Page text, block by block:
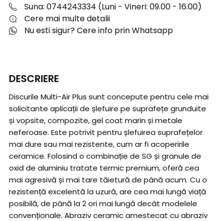
Suna: 0744243334 (Luni - Vineri: 09.00 - 16.00)
Cere mai multe detalii
Nu esti sigur? Cere info prin Whatsapp
DESCRIERE
Discurile Multi-Air Plus sunt concepute pentru cele mai
solicitante aplicații de șlefuire pe suprafețe grunduite
și vopsite, compozite, gel coat marin și metale
neferoase. Este potrivit pentru șlefuirea suprafețelor
mai dure sau mai rezistente, cum ar fi acoperirile
ceramice. Folosind o combinație de SG și granule de
oxid de aluminiu tratate termic premium, oferă cea
mai agresivă și mai tare tăietură de până acum. Cu o
rezistență excelentă la uzură, are cea mai lungă viață
posibilă, de până la 2 ori mai lungă decât modelele
convenționale. Abraziv ceramic amestecat cu abraziv